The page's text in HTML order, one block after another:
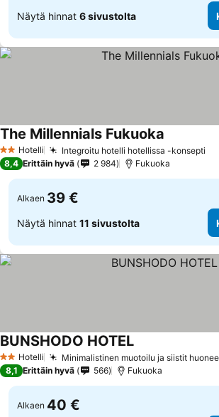
Näytä hinnat 6 sivustolta
2 Tähtiluokitus
Hotelli Integroitu hotelli hotellissa -konsepti
The Millennials Fukuoka
8,4 Erittäin hyvä 2 984 Fukuoka
Alkaen 39 €
Näytä hinnat 11 sivustolta
2 Tähtiluokitus
Hotelli Minimalistinen muotoilu ja siistit
BUNSHODO HOTEL
8,1 Erittäin hyvä 566 Fukuoka
Alkaen 40 €